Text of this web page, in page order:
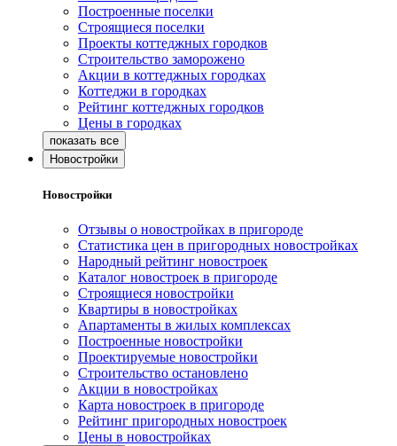
Построенные поселки
Строящиеся поселки
Проекты коттеджных городков
Строительство заморожено
Акции в коттеджных городках
Коттеджи в городках
Рейтинг коттеджных городков
Цены в городках
Новостройки
Новостройки
Отзывы о новостройках в пригороде
Статистика цен в пригородных новостройках
Народный рейтинг новостроек
Каталог новостроек в пригороде
Строящиеся новостройки
Квартиры в новостройках
Апартаменты в жилых комплексах
Построенные новостройки
Проектируемые новостройки
Строительство остановлено
Акции в новостройках
Карта новостроек в пригороде
Рейтинг пригородных новостроек
Цены в новостройках